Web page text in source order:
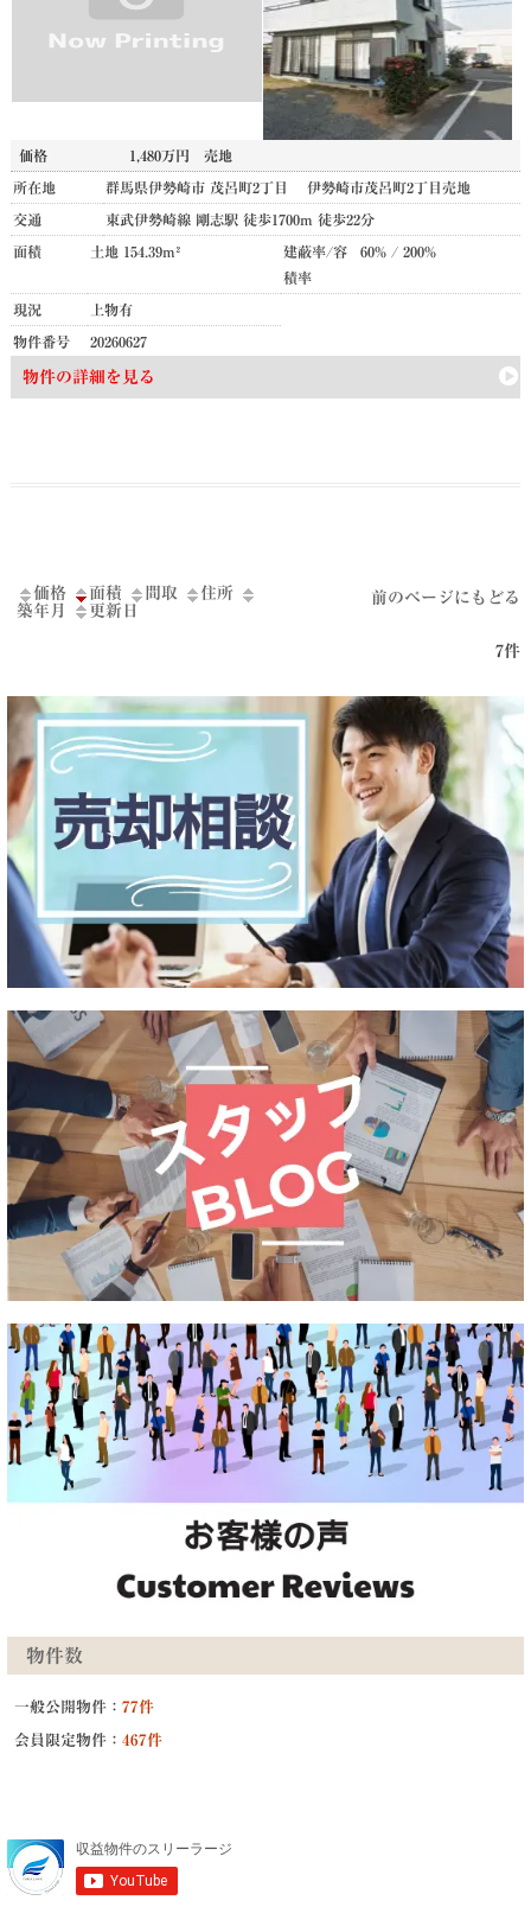
物件の詳細を見る
価格 1,480万円 売地
所在地 群馬県伊勢崎市 茂呂町2丁目 伊勢崎市茂呂町2丁目売地
交通 東武伊勢崎線 剛志駅 徒歩1700m 徒歩22分
面積 土地 154.39m²
建蔽率/容
積率
60% / 200%
現況 上物有
物件番号 20260627
価格 面積 間取
住所
築年月
更新日
7件
前のページにもどる
物件数
一般公開物件： 77件
会員限定物件： 467件